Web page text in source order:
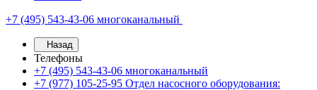
+7 (495) 543-43-06 многоканальный
Назад
Телефоны
+7 (495) 543-43-06 многоканальный
+7 (977) 105-25-95 Отдел насосного оборудования: